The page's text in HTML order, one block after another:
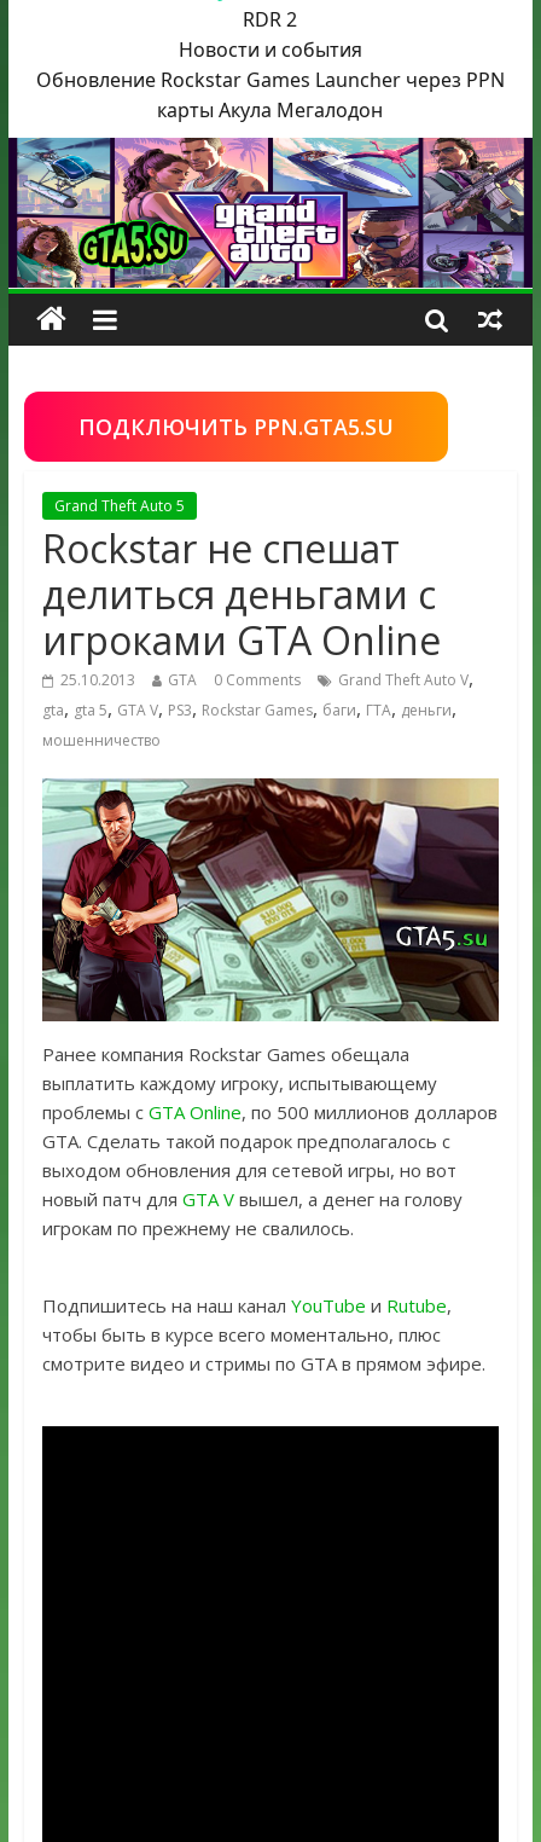
RDR 2
Новости и события
Обновление Rockstar Games Launcher через PPN
карты Акула Мегалодон
ПОДКЛЮЧИТЬ PPN.GTA5.SU
Grand Theft Auto 5
Rockstar не спешат
делиться деньгами с
игроками GTA Online
25.10.2013 GTA 0 Comments Grand Theft Auto V,
gta, gta 5, GTA V, PS3, Rockstar Games, баги, ГТА, деньги,
мошенничество
Ранее компания Rockstar Games обещала
выплатить каждому игроку, испытывающему
проблемы с GTA Online, по 500 миллионов долларов
GTA. Сделать такой подарок предполагалось с
выходом обновления для сетевой игры, но вот
новый патч для GTA Vвышел, а денег на голову
игрокам по прежнему не свалилось.
Подпишитесь на наш канал YouTube и Rutube,
чтобы быть в курсе всего моментально, плюс
смотрите видео и стримы по GTA в прямом эфире.